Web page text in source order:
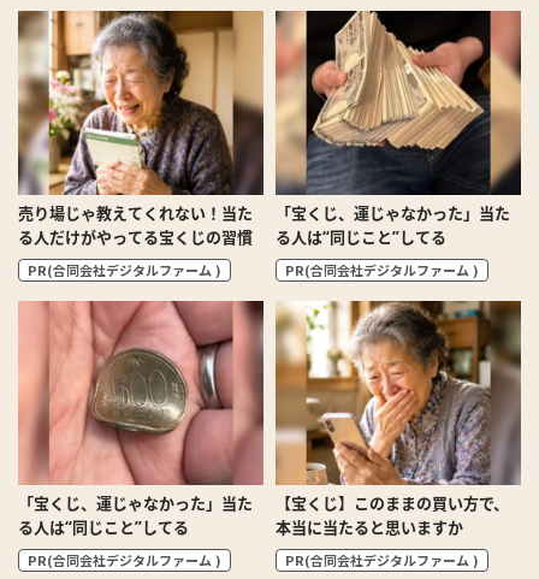
売り場じゃ教えてくれない！当た
る人だけがやってる宝くじの習慣
PR(合同会社デジタルファーム )
「宝くじ、運じゃなかった」当た
る人は“同じこと”してる
PR(合同会社デジタルファーム )
「宝くじ、運じゃなかった」当た
る人は“同じこと”してる
PR(合同会社デジタルファーム )
【宝くじ】このままの買い方で、
本当に当たると思いますか
PR(合同会社デジタルファーム )